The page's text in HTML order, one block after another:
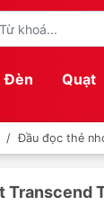
Đèn Quạt
/ Đầu đọc thẻ
Transcend